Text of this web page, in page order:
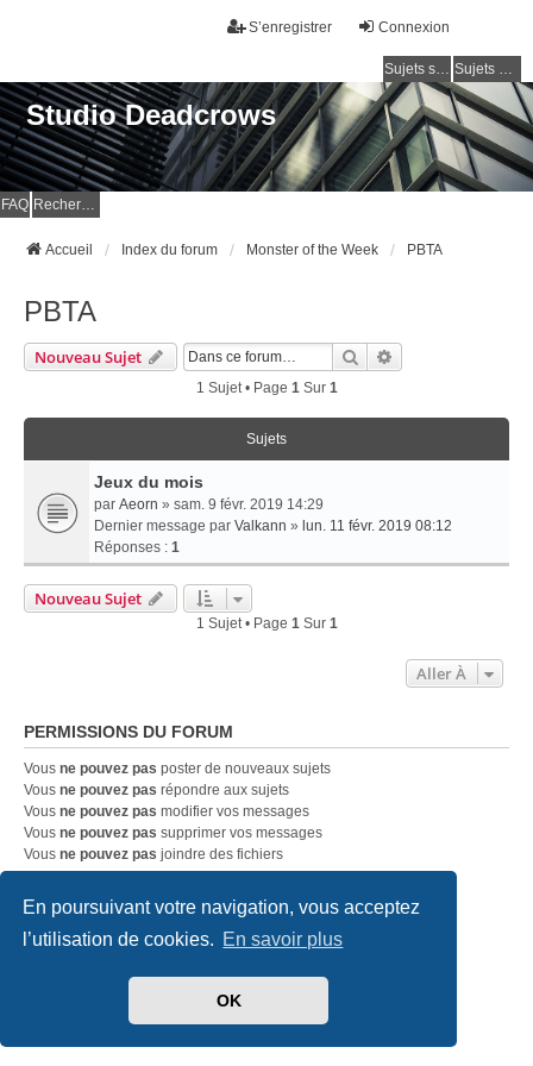
En poursuivant votre navigation, vous acceptez
l’utilisation de cookies. En savoir plus
OK
Connexion
S’enregistrer
Sujets sans réponse Sujets actifs
Studio Deadcrows
FAQ Rechercher
Accueil Index du forum Monster of the Week PBTA
PBTA
Nouveau Sujet Rechercher
1 Sujet • Page 1Sur 1
Sujets
Jeux du mois
par Aeorn » sam. 9 févr. 2019 14:29
Dernier message par Valkann » lun. 11 févr. 2019 08:12
Réponses : 1
Nouveau Sujet
1 Sujet • Page 1Sur 1
Aller À
PERMISSIONS DU FORUM
Vous ne pouvez pas poster de nouveaux sujets
Vous ne pouvez pas répondre aux sujets
Vous ne pouvez pas modifier vos messages
Vous ne pouvez pas supprimer vos messages
Vous ne pouvez pas joindre des fichiers
Accueil Index du forum Nous contacter